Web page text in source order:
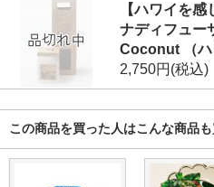
【ハワイを
ナディフュー
Coconut （ハ
2,750円(税込)
この商品を買った人はこんな商品も